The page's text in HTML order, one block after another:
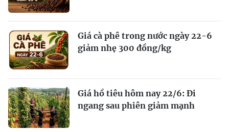
Giá cà phê trong nước ngày 22-6
giảm nhẹ 300 đồng/kg
Giá hồ tiêu hôm nay 22/6: Đi
ngang sau phiên giảm mạnh